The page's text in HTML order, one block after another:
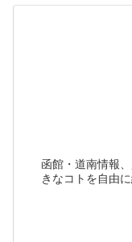
函館・道南情報
きなコトを自由